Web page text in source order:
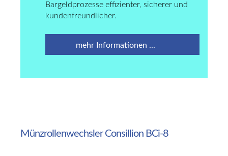
Bargeldprozesse effizienter, sicherer und
kundenfreundlicher.
mehr Informationen ...
Münzrollenwechsler Consillion BCi-8